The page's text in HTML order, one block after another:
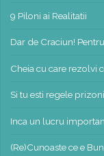
9 Piloni ai Realitatii
Dar de Craciun!
Cheia cu care rezolvi
Si tu esti regele
Inca un lucru
(Re)Cunoaste ce e